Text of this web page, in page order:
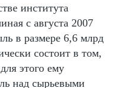
института
с августа 2007
в размере 6,6 млрд
состоит в том,
этого ему
над сырьевыми